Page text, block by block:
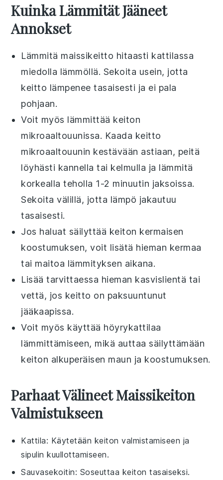
Kuinka Lämmität Jääneet
Annokset
Lämmitä maissikeitto hitaasti kattilassa
miedolla lämmöllä. Sekoita usein, jotta
keitto lämpenee tasaisesti ja ei pala
pohjaan.
Voit myös lämmittää keiton
mikroaaltouunissa. Kaada keitto
mikroaaltouunin kestävään astiaan, peitä
löyhästi kannella tai kelmulla ja lämmitä
korkealla teholla 1-2 minuutin jaksoissa.
Sekoita välillä, jotta lämpö jakautuu
tasaisesti.
Jos haluat säilyttää keiton kermaisen
koostumuksen, voit lisätä hieman kermaa
tai maitoa lämmityksen aikana.
Lisää tarvittaessa hieman kasvislientä tai
vettä, jos keitto on paksuuntunut
jääkaapissa.
Voit myös käyttää höyrykattilaa
lämmittämiseen, mikä auttaa säilyttämään
keiton alkuperäisen maun ja koostumuksen.
Parhaat Välineet Maissikeiton
Valmistukseen
Kattila: Käytetään keiton valmistamiseen ja
sipulin kuullottamiseen.
Sauvasekoitin: Soseuttaa keiton tasaiseksi.